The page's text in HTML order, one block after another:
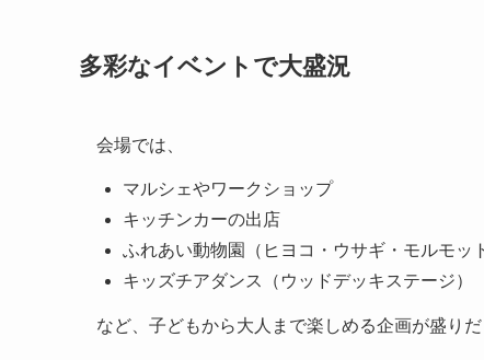
多彩なイベントで大盛況
会場では、
マルシェやワークショップ
キッチンカーの出店
ふれあい動物園（ヒヨコ・ウサギ・モルモッ
キッズチアダンス（ウッドデッキステージ）
など、子どもから大人まで楽しめる企画が盛りだ